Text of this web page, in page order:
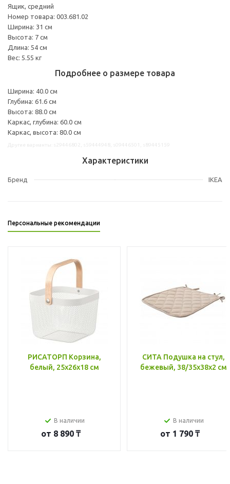
Ящик, средний
Номер товара: 003.681.02
Ширина: 31 см
Высота: 7 см
Длина: 54 см
Вес: 5.55 кг
Подробнее о размере товара
Ширина: 40.0 см
Глубина: 61.6 см
Высота: 88.0 см
Каркас, глубина: 60.0 см
Каркас, высота: 80.0 см
Характеристики
Бренд IKEA
Персональные рекомендации
РИСАТОРП Корзина,
белый, 25x26x18 см
В наличии
от 8 890 ₸
СИТА Подушка на стул,
бежевый, 38/35x38x2 см
В наличии
от 1 790 ₸